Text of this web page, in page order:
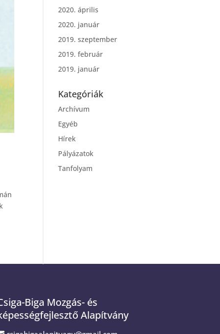
2020. április
2020. január
2019. szeptember
2019. február
2019. január
Kategóriák
Archívum
Egyéb
Hírek
Pályázatok
Tanfolyam
Biga Mozgás- és
Alapítvány